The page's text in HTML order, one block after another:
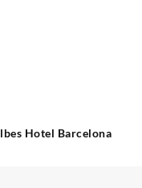
Hotel Barcelona